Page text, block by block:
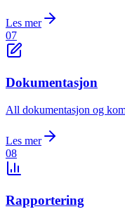
Les mer
07
Dokumentasjon
All dokumentasjon og
Les mer
08
Rapportering